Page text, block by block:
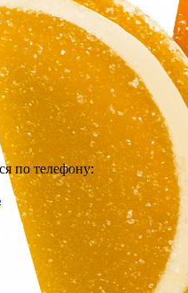
по телефону: